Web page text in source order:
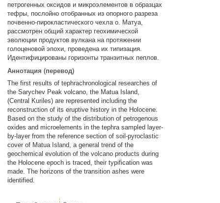
петрогенных оксидов и микроэлементов в образцах
тефры, послойно отобранных из опорного разреза
почвенно-пирокластического чехла о. Матуа,
рассмотрен общий характер геохимической
эволюции продуктов вулкана на протяжении
голоценовой эпохи, проведена их типизация.
Идентифицированы горизонты транзитных пеплов.
Аннотация (перевод)
The first results of tephrachronological researches of
the Sarychev Peak volcano, the Matua Island,
(Central Kuriles) are represented including the
reconstruction of its eruptive history in the Holocene.
Based on the study of the distribution of petrogenous
oxides and microelements in the tephra sampled layer-
by-layer from the reference section of soil-pyroclastic
cover of Matua Island, a general trend of the
geochemical evolution of the volcano products during
the Holocene epoch is traced, their typification was
made. The horizons of the transition ashes were
identified.